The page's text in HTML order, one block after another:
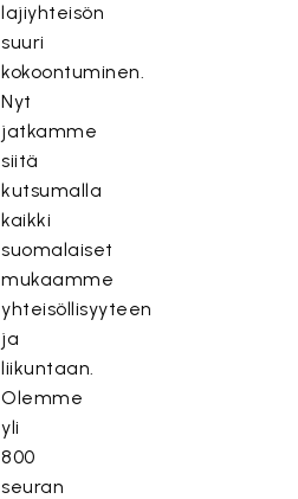
lajiyhteisön
suuri
kokoontuminen.
Nyt
jatkamme
siitä
kutsumalla
kaikki
suomalaiset
mukaamme
yhteisöllisyyteen
ja
liikuntaan.
Olemme
yli
800
seuran